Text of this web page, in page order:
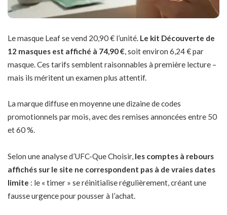
Le masque Leaf se vend 20,90 € l’unité. Le kit Découverte de
12 masques est affiché à 74,90 €, soit environ 6,24 € par
masque. Ces tarifs semblent raisonnables à première lecture –
mais ils méritent un examen plus attentif.
La marque diffuse en moyenne une dizaine de codes
promotionnels par mois, avec des remises annoncées entre 50
et 60 %.
Selon une analyse d’UFC-Que Choisir, les comptes à rebours
affichés sur le site ne correspondent pas à de vraies dates
limite : le « timer » se réinitialise régulièrement, créant une
fausse urgence pour pousser à l’achat.